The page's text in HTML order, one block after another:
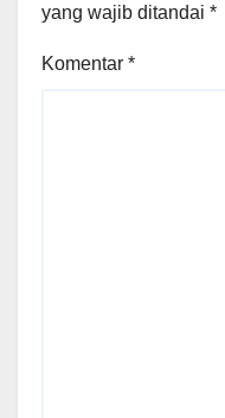
yang wajib ditandai *
Komentar *